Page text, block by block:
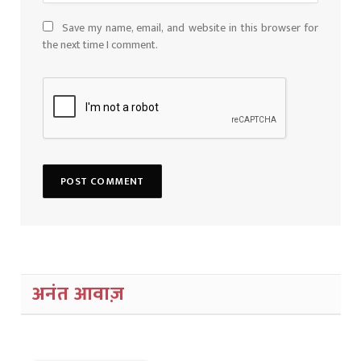
Save my name, email, and website in this browser for
the next time I comment.
अनंत आवाज़